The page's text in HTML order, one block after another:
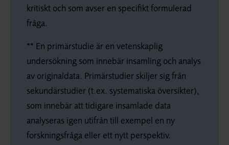
kritiskt och som avser en specifikt formulerad
fråga.
** En primärstudie är en vetenskaplig
undersökning som innebär insamling och analys
av originaldata. Primärstudier skiljer sig från
sekundärstudier (t.ex. systematiska översikter),
som innebär att tidigare insamlade data
analyseras igen utifrån till exempel en ny
forskningsfråga eller ett nytt perspektiv.